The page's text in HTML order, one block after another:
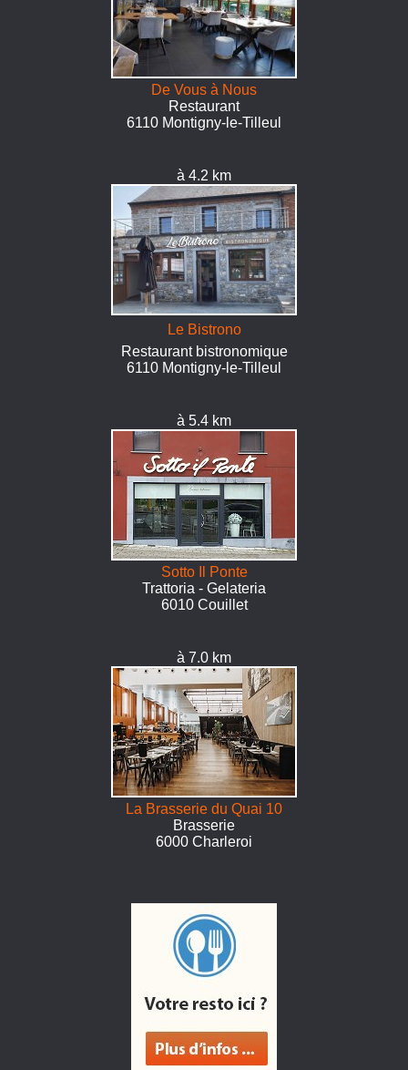
De Vous à Nous
Restaurant
6110 Montigny-le-Tilleul
à 4.2 km
Le Bistrono
Restaurant bistronomique
6110 Montigny-le-Tilleul
à 5.4 km
Sotto Il Ponte
Trattoria - Gelateria
6010 Couillet
à 7.0 km
La Brasserie du Quai 10
Brasserie
6000 Charleroi